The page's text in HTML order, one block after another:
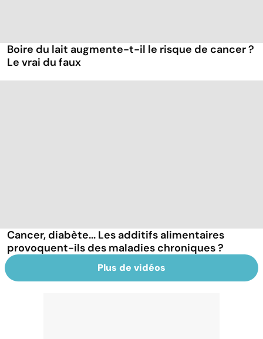
Boire du lait augmente-t-il le risque de cancer ?
Le vrai du faux
Cancer, diabète... Les additifs alimentaires
provoquent-ils des maladies chroniques ?
Plus de vidéos